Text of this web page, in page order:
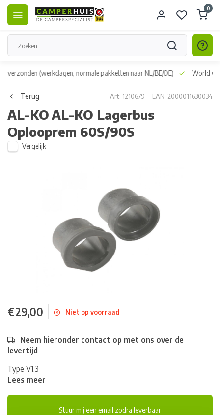
0
verzonden (werkdagen, normale pakketten naar NL/BE/DE) World
Terug Art: 1210679 EAN: 2000011630034
AL-KOAL-KO Lagerbus
Oplooprem 60S/90S
Vergelijk
€29,00 Niet op voorraad
Neem hieronder contact op met ons over de
levertijd
Type V1.3
Lees meer
Stuur mij een email zodra leverbaar